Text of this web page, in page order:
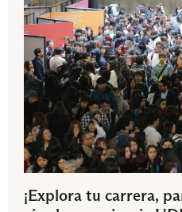
¡Explora tu carrera,